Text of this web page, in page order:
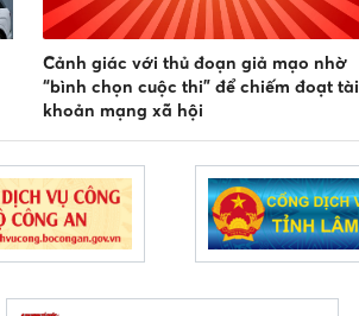
Cảnh giác với thủ đoạn giả mạo nhờ
“bình chọn cuộc thi” để chiếm đoạt tài
khoản mạng xã hội